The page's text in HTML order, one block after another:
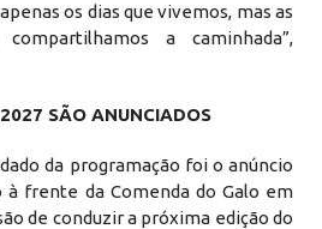
os dias que vivemos, mas as
a caminhada”,
SÃO ANUNCIADOS
da programação foi o anúncio
à frente da Comenda do Galo em
de conduzir a próxima edição do